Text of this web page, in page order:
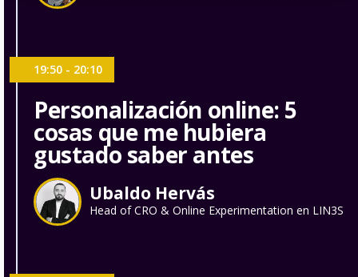
19:50 - 20:10
Personalización online: 5
cosas que me hubiera
gustado saber antes
Ubaldo Hervás
Head of CRO & Online Experimentation en LIN3S